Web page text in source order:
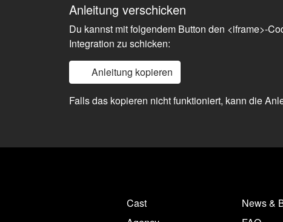
Anleitung verschicken
Du kannst mit folgendem Button den <iframe>-
Integration zu schicken:
Anleitung kopieren
Falls das kopieren nicht funktioniert, kann die
Cast
News &